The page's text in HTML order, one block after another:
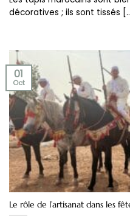
décoratives ; ils sont tissés
Le rôle de l’artisanat dans les
01
Oct